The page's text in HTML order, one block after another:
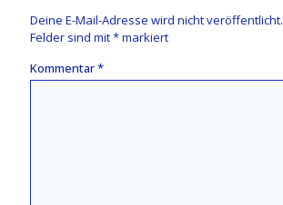
Deine E-Mail-Adresse wird nicht veröffentlicht.
Felder sind mit*markiert
Kommentar*